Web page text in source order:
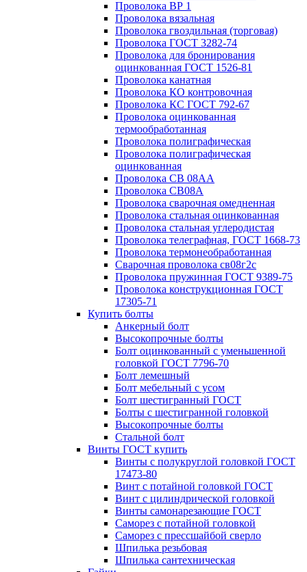
Проволока ВР 1
Проволока вязальная
Проволока гвоздильная (торговая)
Проволока ГОСТ 3282-74
Проволока для бронирования
оцинкованная ГОСТ 1526-81
Проволока канатная
Проволока КО контровочная
Проволока КС ГОСТ 792-67
Проволока оцинкованная
термообработанная
Проволока полиграфическая
Проволока полиграфическая
оцинкованная
Проволока СВ 08АА
Проволока СВ08А
Проволока сварочная омедненная
Проволока стальная оцинкованная
Проволока стальная углеродистая
Проволока телеграфная, ГОСТ 1668-73
Проволока термонеобработанная
Сварочная проволока св08г2с
Проволока пружинная ГОСТ 9389-75
Проволока конструкционная ГОСТ
17305-71
Купить болты
Анкерный болт
Высокопрочные болты
Болт оцинкованный с уменьшенной
головкой ГОСТ 7796-70
Болт лемешный
Болт мебельный с усом
Болт шестигранный ГОСТ
Болты с шестигранной головкой
Высокопрочные болты
Стальной болт
Винты ГОСТ купить
Винты с полукруглой головкой ГОСТ
17473-80
Винт с потайной головкой ГОСТ
Винт с цилиндрической головкой
Винты самонарезающие ГОСТ
Саморез с потайной головкой
Саморез с прессшайбой сверло
Шпилька резьбовая
Шпилька сантехническая